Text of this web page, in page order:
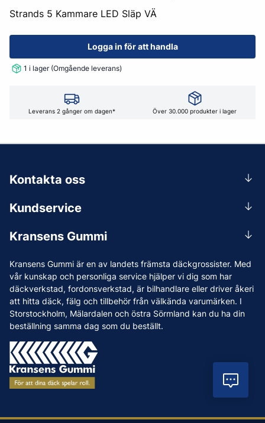
Strands 5 Kammare LED Släp VÄ
Logga in för att handla
1 i lager (Omgående leverans)
Leverans 2 gånger om dagen* Över 30.000 produkter i lager
Kransens Gummi är en av landets främsta däckgrossister. Med
vår kunskap och personliga service hjälper vi dig som har
däckverkstad, fordonsverkstad, är bilhandlare eller driver åkeri
att hitta däck, fälg och tillbehör från välkända varumärken. I
Storstockholm, Mälardalen och östra Sörmland kan du ha din
beställning samma dag som du beställt.
Kundservice
Leverans
Reklamation & återköp
Betalning & faktura
Köpvillkor
Vanliga frågor och svar
Kransens Gummi
Vi som jobbar på Kransens Gummi
Jobba hos oss
Nyheter
Tips & Råd
Varumärken
Våra Verkstäder
Press
Kontakta oss
0156-409 00
Mån-Tors 07.30-16:30, Fre 07.30-15.00.
Lunchstängt 12:00-12:30